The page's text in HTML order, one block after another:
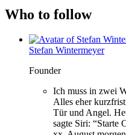
Who to follow
Stefan Wintermeyer
Founder
Ich muss in zwei
Alles eher
Tür und Angel.
sagte Siri: “Starte